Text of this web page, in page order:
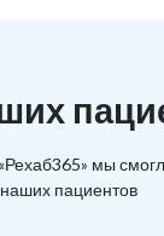
мы
пациентов